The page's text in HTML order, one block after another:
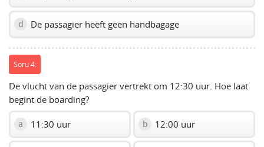
d De passagier heeft geen handbagage
Soru 4:
De vlucht van de passagier vertrekt om 12:30 uur. Hoe laat
begint de boarding?
a 11:30 uur b 12:00 uur